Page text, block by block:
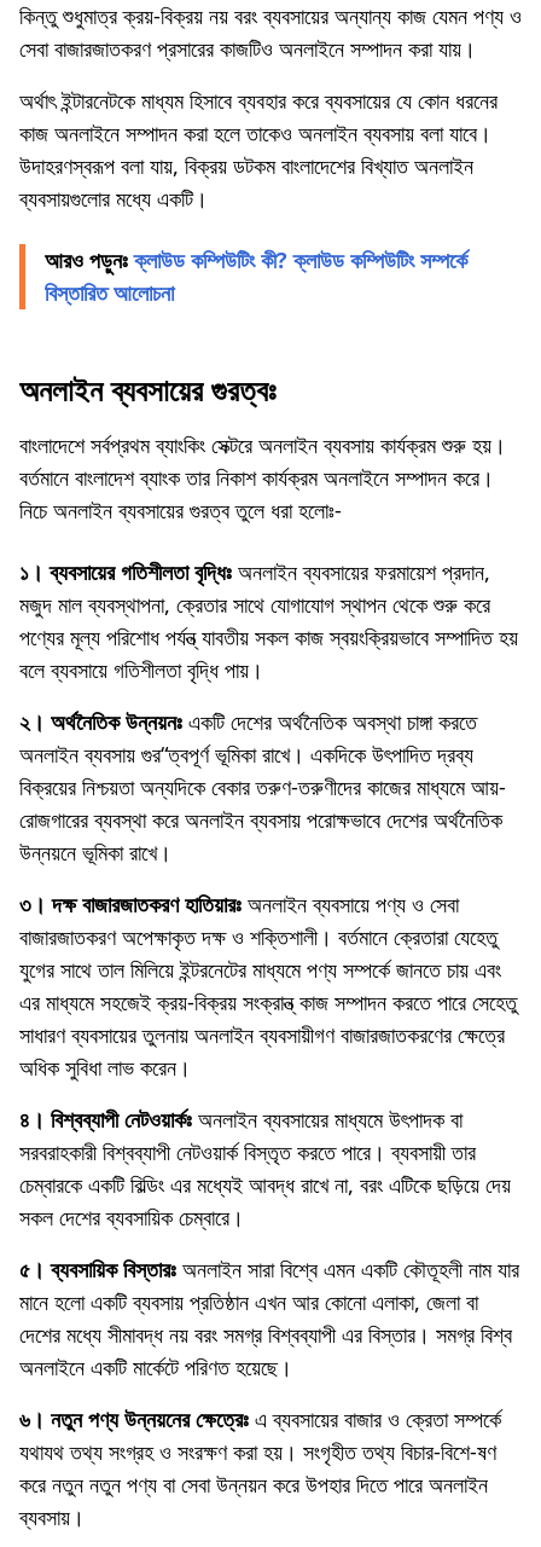
কিন্তু শুধুমাত্র ক্রয়-বিক্রয় নয় বরং ব্যবসায়ের অন্যান্য কাজ যেমন পণ্য ও
সেবা বাজারজাতকরণ প্রসারের কাজটিও অনলাইনে সম্পাদন করা যায়।
অর্থাৎ ইন্টারনেটকে মাধ্যম হিসাবে ব্যবহার করে ব্যবসায়ের যে কোন ধরনের
কাজ অনলাইনে সম্পাদন করা হলে তাকেও অনলাইন ব্যবসায় বলা যাবে।
উদাহরণস্বরূপ বলা যায়, বিক্রয় ডটকম বাংলাদেশের বিখ্যাত অনলাইন
ব্যবসায়গুলোর মধ্যে একটি।
আরও পড়ুনঃক্লাউড কম্পিউটিং কী? ক্লাউড কম্পিউটিং সম্পর্কে
বিস্তারিত আলোচনা
অনলাইন ব্যবসায়ের গুরত্বঃ
বাংলাদেশে সর্বপ্রথম ব্যাংকিং সেক্টরে অনলাইন ব্যবসায় কার্যক্রম শুরু হয়।
বর্তমানে বাংলাদেশ ব্যাংক তার নিকাশ কার্যক্রম অনলাইনে সম্পাদন করে।
নিচে অনলাইন ব্যবসায়ের গুরত্ব তুলে ধরা হলোঃ-
১। ব্যবসায়ের গতিশীলতা বৃদ্ধিঃ অনলাইন ব্যবসায়ের ফরমায়েশ প্রদান,
মজুদ মাল ব্যবস্থাপনা, ক্রেতার সাথে যোগাযোগ স্থাপন থেকে শুরু করে
পণ্যের মূল্য পরিশোধ পর্যন্ত্ যাবতীয় সকল কাজ স্বয়ংক্রিয়ভাবে সম্পাদিত হয়
বলে ব্যবসায়ে গতিশীলতা বৃদ্ধি পায়।
২। অর্থনৈতিক উন্নয়নঃ একটি দেশের অর্থনৈতিক অবস্থা চাঙ্গা করতে
অনলাইন ব্যবসায় গুর“ত্বপূর্ণ ভূমিকা রাখে। একদিকে উৎপাদিত দ্রব্য
বিক্রয়ের নিশ্চয়তা অন্যদিকে বেকার তরুণ-তরুণীদের কাজের মাধ্যমে আয়-
রোজগারের ব্যবস্থা করে অনলাইন ব্যবসায় পরোক্ষভাবে দেশের অর্থনৈতিক
উন্নয়নে ভূমিকা রাখে।
৩। দক্ষ বাজারজাতকরণ হাতিয়ারঃ অনলাইন ব্যবসায়ে পণ্য ও সেবা
বাজারজাতকরণ অপেক্ষাকৃত দক্ষ ও শক্তিশালী। বর্তমানে ক্রেতারা যেহেতু
যুগের সাথে তাল মিলিয়ে ইন্টরনেটের মাধ্যমে পণ্য সম্পর্কে জানতে চায় এবং
এর মাধ্যমে সহজেই ক্রয়-বিক্রয় সংক্রান্ত্ কাজ সম্পাদন করতে পারে সেহেতু
সাধারণ ব্যবসায়ের তুলনায় অনলাইন ব্যবসায়ীগণ বাজারজাতকরণের ক্ষেত্রে
অধিক সুবিধা লাভ করেন।
৪। বিশ্বব্যাপী নেটওয়ার্কঃ অনলাইন ব্যবসায়ের মাধ্যমে উৎপাদক বা
সরবরাহকারী বিশ্বব্যাপী নেটওয়ার্ক বিস্তৃত করতে পারে। ব্যবসায়ী তার
চেম্বারকে একটি বিল্ডিং এর মধ্যেই আবদ্ধ রাখে না, বরং এটিকে ছড়িয়ে দেয়
সকল দেশের ব্যবসায়িক চেম্বারে।
৫। ব্যবসায়িক বিস্তারঃ অনলাইন সারা বিশ্বে এমন একটি কৌতূহলী নাম যার
মানে হলো একটি ব্যবসায় প্রতিষ্ঠান এখন আর কোনো এলাকা, জেলা বা
দেশের মধ্যে সীমাবদ্ধ নয় বরং সমগ্র বিশ্বব্যাপী এর বিস্তার। সমগ্র বিশ্ব
অনলাইনে একটি মার্কেটে পরিণত হয়েছে।
৬। নতুন পণ্য উন্নয়নের ক্ষেত্রেঃ এ ব্যবসায়ের বাজার ও ক্রেতা সম্পর্কে
যথাযথ তথ্য সংগ্রহ ও সংরক্ষণ করা হয়। সংগৃহীত তথ্য বিচার-বিশে-ষণ
করে নতুন নতুন পণ্য বা সেবা উন্নয়ন করে উপহার দিতে পারে অনলাইন
ব্যবসায়।